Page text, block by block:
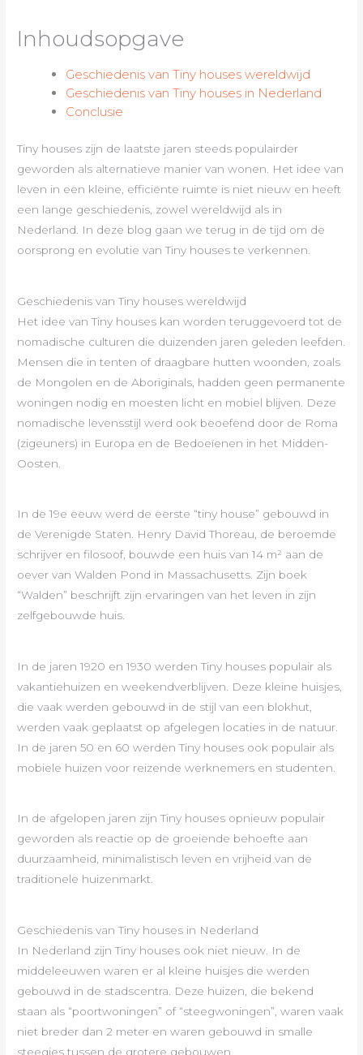
Inhoudsopgave
Geschiedenis van Tiny houses wereldwijd
Geschiedenis van Tiny houses in Nederland
Conclusie
Tiny houses zijn de laatste jaren steeds populairder
geworden als alternatieve manier van wonen. Het idee van
leven in een kleine, efficiënte ruimte is niet nieuw en heeft
een lange geschiedenis, zowel wereldwijd als in
Nederland. In deze blog gaan we terug in de tijd om de
oorsprong en evolutie van Tiny houses te verkennen.
Geschiedenis van Tiny houses wereldwijd
Het idee van Tiny houses kan worden teruggevoerd tot de
nomadische culturen die duizenden jaren geleden leefden.
Mensen die in tenten of draagbare hutten woonden, zoals
de Mongolen en de Aboriginals, hadden geen permanente
woningen nodig en moesten licht en mobiel blijven. Deze
nomadische levensstijl werd ook beoefend door de Roma
(zigeuners) in Europa en de Bedoeïenen in het Midden-
Oosten.
In de 19e eeuw werd de eerste “tiny house” gebouwd in
de Verenigde Staten. Henry David Thoreau, de beroemde
schrijver en filosoof, bouwde een huis van 14 m² aan de
oever van Walden Pond in Massachusetts. Zijn boek
“Walden” beschrijft zijn ervaringen van het leven in zijn
zelfgebouwde huis.
In de jaren 1920 en 1930 werden Tiny houses populair als
vakantiehuizen en weekendverblijven. Deze kleine huisjes,
die vaak werden gebouwd in de stijl van een blokhut,
werden vaak geplaatst op afgelegen locaties in de natuur.
In de jaren 50 en 60 werden Tiny houses ook populair als
mobiele huizen voor reizende werknemers en studenten.
In de afgelopen jaren zijn Tiny houses opnieuw populair
geworden als reactie op de groeiende behoefte aan
duurzaamheid, minimalistisch leven en vrijheid van de
traditionele huizenmarkt.
Geschiedenis van Tiny houses in Nederland
In Nederland zijn Tiny houses ook niet nieuw. In de
middeleeuwen waren er al kleine huisjes die werden
gebouwd in de stadscentra. Deze huizen, die bekend
staan als “poortwoningen” of “steegwoningen”, waren vaak
niet breder dan 2 meter en waren gebouwd in smalle
steegjes tussen de grotere gebouwen.